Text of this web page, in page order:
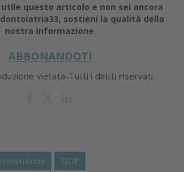
questo articolo e non sei ancora
sostieni la qualità della
nostra informazione
ABBONANDOTI
vietata-Tutti i diritti riservati
SIDP